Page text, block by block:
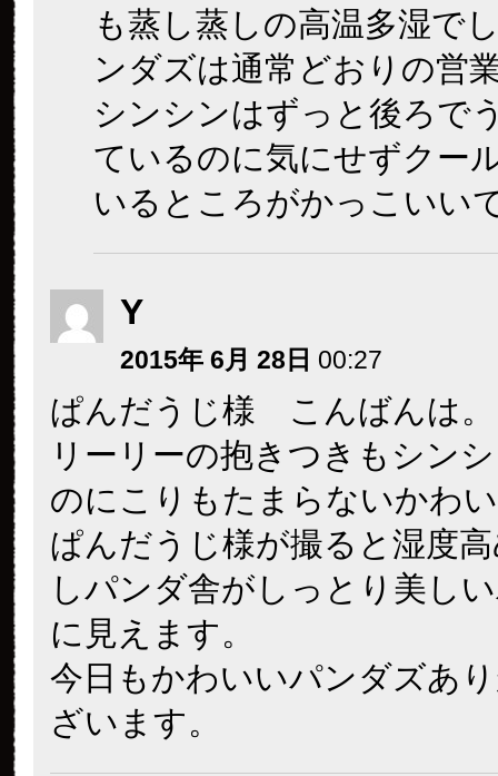
も蒸し蒸しの高温多湿で
ンダズは通常どおりの営
シンシンはずっと後ろで
ているのに気にせずクー
いるところがかっこいい
Y
2015年 6月 28日 00:27
ぱんだうじ様 こんばんは。
リーリーの抱きつきもシン
のにこりもたまらないかわ
ぱんだうじ様が撮ると湿度
しパンダ舎がしっとり美し
に見えます。
今日もかわいいパンダズあ
ざいます。